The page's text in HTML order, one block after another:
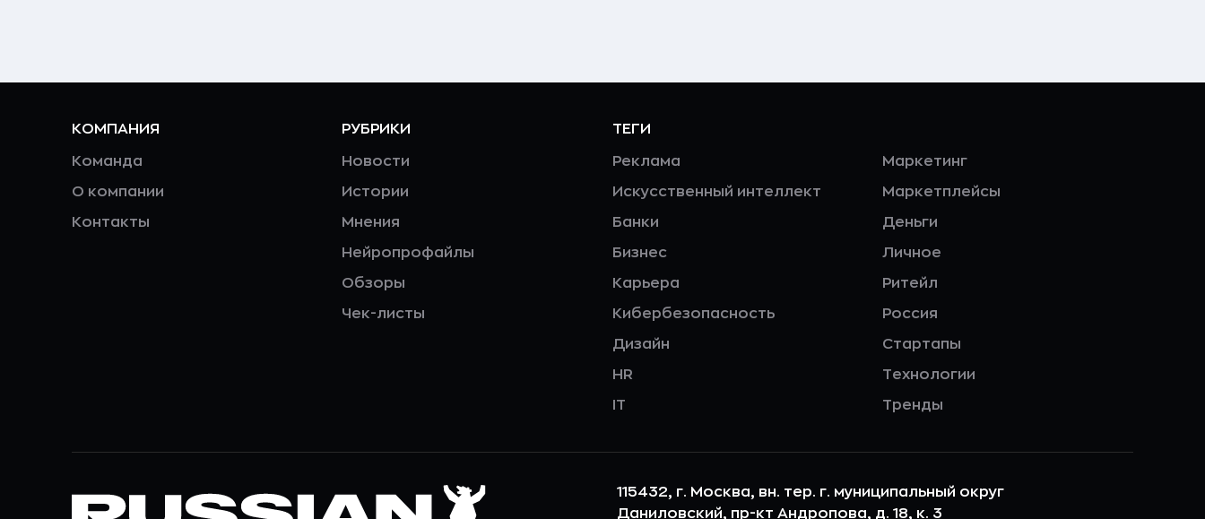
КОМПАНИЯ
Команда
О компании
Контакты
РУБРИКИ
Новости
Истории
Мнения
Нейропрофайлы
Обзоры
Чек-листы
ТЕГИ
Реклама
Искусственный интеллект
Банки
Бизнес
Карьера
Кибербезопасность
Дизайн
HR
IT
Маркетинг
Маркетплейсы
Деньги
Личное
Ритейл
Россия
Стартапы
Технологии
Тренды
115432, г. Москва, вн. тер. г. муниципальный округ
Даниловский, пр-кт Андропова, д. 18, к. 3